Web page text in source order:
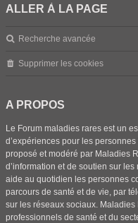
ALLER À LA PAGE
Recherche avancée
Supprimer les cookies
A PROPOS
Le Forum maladies rares est un
d’expériences pour les
proposé et modéré par Maladies
d’information et de soutien sur
aide au quotidien les personnes
parcours de santé et de vie, par
sur les réseaux sociaux.
professionnels de santé et du